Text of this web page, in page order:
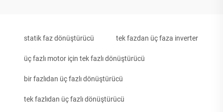
statik faz dönüştürücü tek fazdan üç faza inverter
üç fazlı motor için tek fazlı dönüştürücü
bir fazlıdan üç fazlı dönüştürücü
tek fazlıdan üç fazlı dönüştürücü